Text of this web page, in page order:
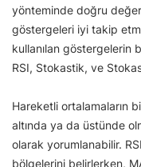
yönteminde doğru
göstergeleri iyi takip
kullanılan göstergelerin
RSI, Stokastik, ve
Hareketli ortalamaların
altında ya da üstünde
olarak yorumlanabilir.
bölgelerini belirlerken,